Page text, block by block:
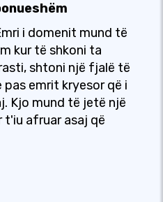
i domenit mund të
kur të shkoni ta
shtoni një fjalë të
pas emrit kryesor që i
Kjo mund të jetë një
t'iu afruar asaj që